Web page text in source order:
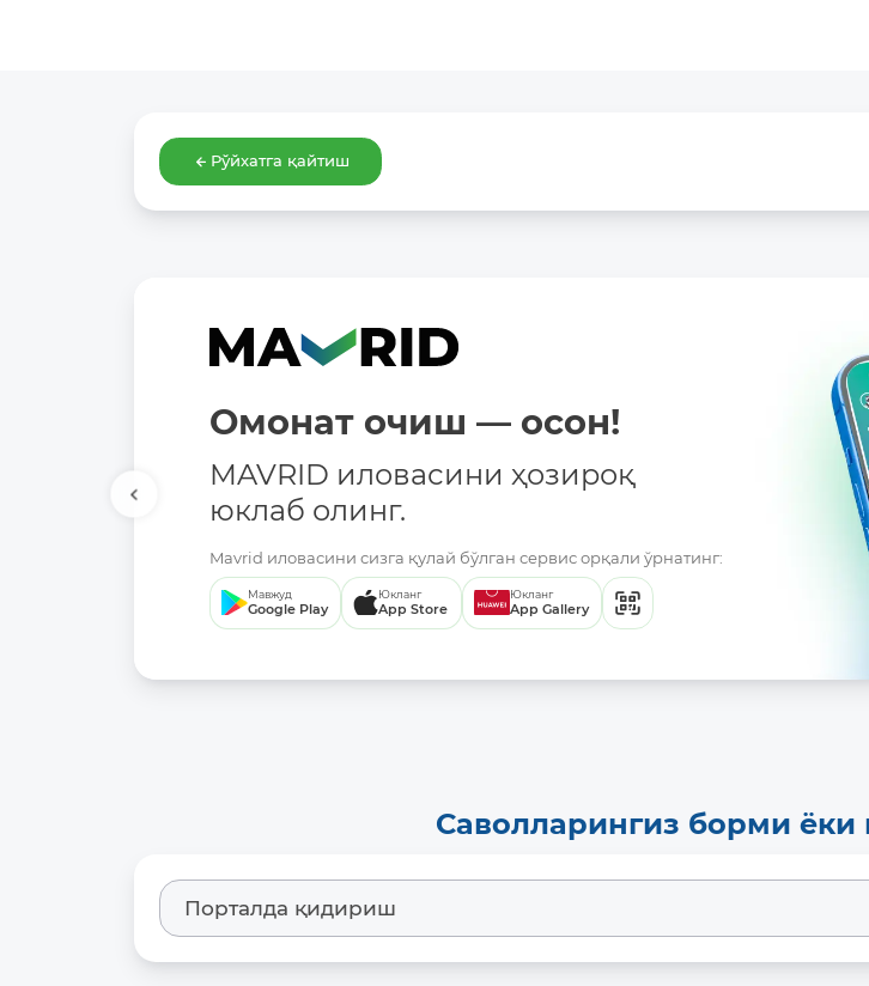
Рўйхатга қайтиш
Омонат очиш — осон!
MAVRID иловасини ҳозироқ
юклаб олинг.
Mavrid иловасини сизга қулай бўлган сервис орқали ўрнатинг:
Мавжуд
Google Play
Юкланг
App Store
Юкланг
App Gallery
Саволларингиз борми ёки